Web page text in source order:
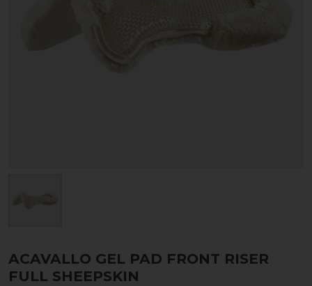
ACAVALLO GEL PAD FRONT RISER
FULL SHEEPSKIN